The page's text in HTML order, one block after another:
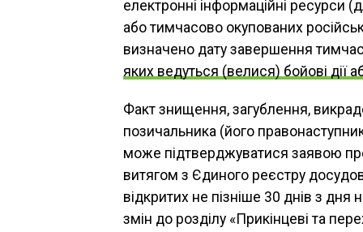
електронні інформаційні ресурси
або тимчасово окупованих
визначено дату завершення
яких ведуться (велися) бойові дії
Факт знищення, загублення,
позичальника (його
може підтверджуватися заявою
витягом з Єдиного реєстру
відкритих не пізніше 30 днів з
змін до розділу «Прикінцеві та